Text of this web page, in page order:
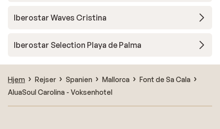
Iberostar Waves Cristina
Iberostar Selection Playa de Palma
Hjem Rejser Spanien Mallorca
Font de Sa Cala
AluaSoul Carolina - Voksenhotel